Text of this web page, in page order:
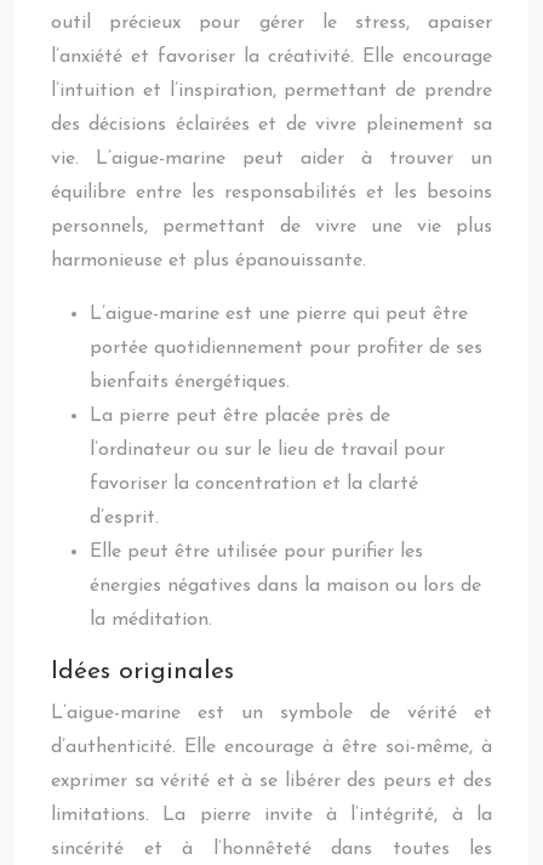
outil précieux pour gérer le stress, apaiser
l’anxiété et favoriser la créativité. Elle encourage
l’intuition et l’inspiration, permettant de prendre
des décisions éclairées et de vivre pleinement sa
vie. L’aigue-marine peut aider à trouver un
équilibre entre les responsabilités et les besoins
personnels, permettant de vivre une vie plus
harmonieuse et plus épanouissante.
L’aigue-marine est une pierre qui peut être
portée quotidiennement pour profiter de ses
bienfaits énergétiques.
La pierre peut être placée près de
l’ordinateur ou sur le lieu de travail pour
favoriser la concentration et la clarté
d’esprit.
Elle peut être utilisée pour purifier les
énergies négatives dans la maison ou lors de
la méditation.
Idées originales
L’aigue-marine est un symbole de vérité et
d’authenticité. Elle encourage à être soi-même, à
exprimer sa vérité et à se libérer des peurs et des
limitations. La pierre invite à l’intégrité, à la
sincérité et à l’honnêteté dans toutes les